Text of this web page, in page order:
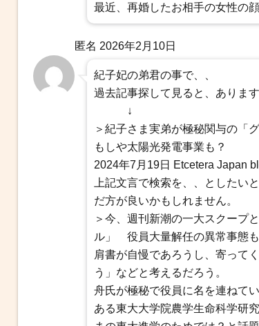
最近、再婚したお相手の女性の
匿名 2026年2月10日
紀子妃の弟君の事で、、
過去記事探して見ると、あります
↓
＞紀子さま実弟が極秘関与の
もしや太陽光発電事業も？
2024年7月19日 Etcetera Japan
上記文言で検索を、、としたい
だ方が良いかもしれません。
＞今、週刊新潮の一大スクープ
ル」 役員大量解任の異常事態
肩書が自慢であろうし、寄って
う」などと考えるだろう。
舟氏が極秘で役員に名を連ねて
ある東大大学院農学生命科学研